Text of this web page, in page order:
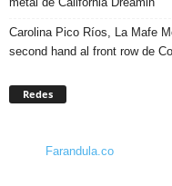
Carolina Pico Ríos, La Mafe
second hand al front row de
Redes
Farandula.co